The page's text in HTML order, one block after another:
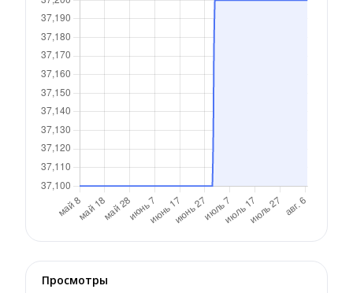
Просмотры